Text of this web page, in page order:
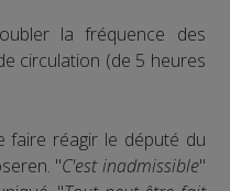
la fréquence des
circulation (de 5 heures
faire réagir le député du
"C'est inadmissible"